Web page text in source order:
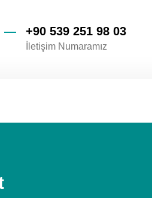
+90 539 251 98 03
İletişim Numaramız